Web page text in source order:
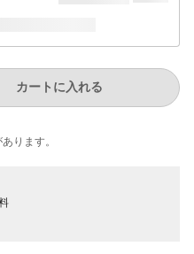
カートに入れる
ります。